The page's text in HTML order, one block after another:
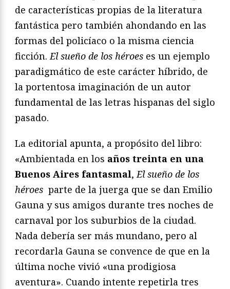
de características propias de la literatura
fantástica pero también ahondando en las
formas del policíaco o la misma ciencia
ficción.El sueño de los héroes es un ejemplo
paradigmático de este carácter híbrido, de
la portentosa imaginación de un autor
fundamental de las letras hispanas del siglo
pasado.
La editorial apunta, a propósito del libro:
«Ambientada en los años treinta en una
Buenos Aires fantasmal,El sueño de los
héroes parte de la juerga que se dan Emilio
Gauna y sus amigos durante tres noches de
carnaval por los suburbios de la ciudad.
Nada debería ser más mundano, pero al
recordarla Gauna se convence de que en la
última noche vivió «una prodigiosa
aventura». Cuando intente repetirla tres